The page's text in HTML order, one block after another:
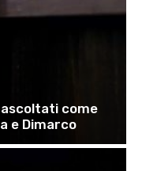
come
e Dimarco